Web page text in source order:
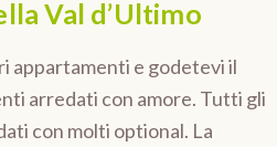
Val d’Ultimo
appartamenti e godetevi il
arredati con amore. Tutti gli
con molti optional. La